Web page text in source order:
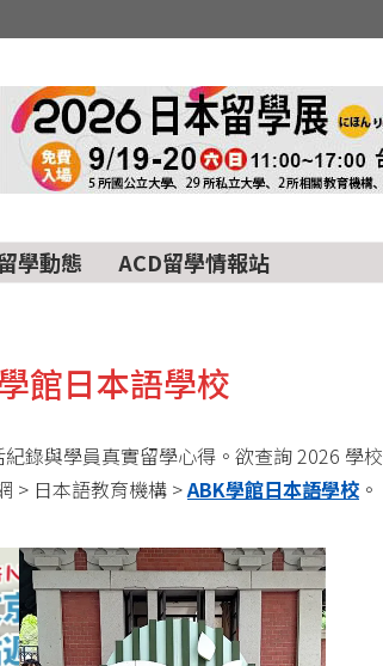
學動態 ACD留學情報站
館日本語學校
錄與學員真實留學心得。欲查詢 2026 學校
> 日本語教育機構 >ABK學館日本語學校 。